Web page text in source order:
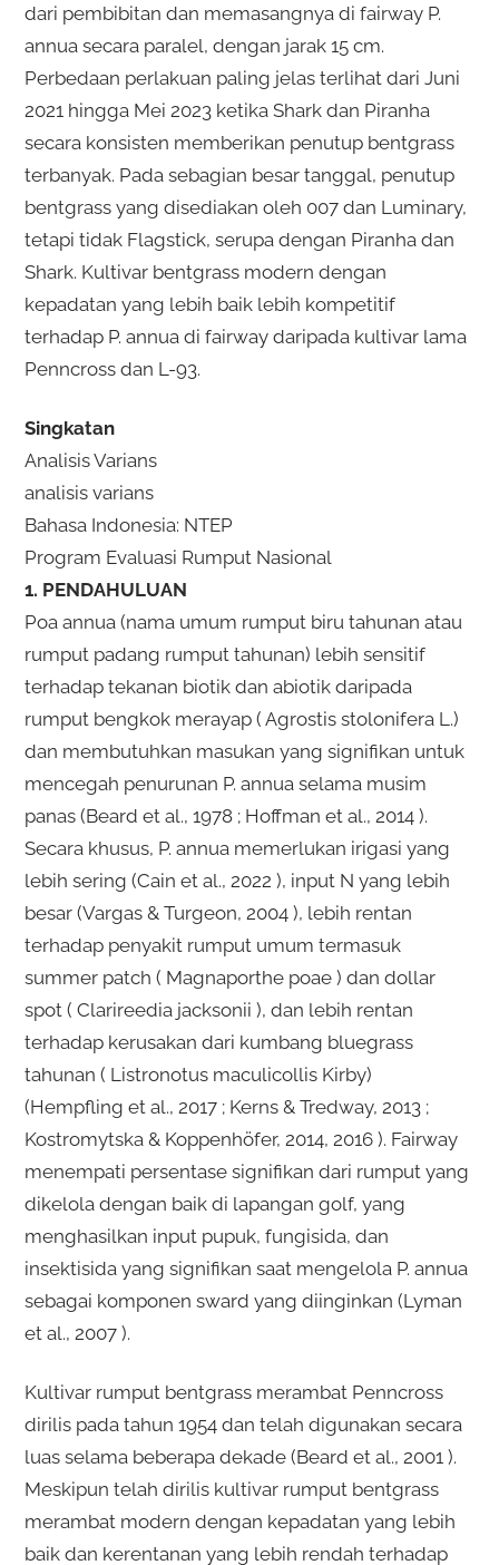
dari pembibitan dan memasangnya di fairway P.
annua secara paralel, dengan jarak 15 cm.
Perbedaan perlakuan paling jelas terlihat dari Juni
2021 hingga Mei 2023 ketika Shark dan Piranha
secara konsisten memberikan penutup bentgrass
terbanyak. Pada sebagian besar tanggal, penutup
bentgrass yang disediakan oleh 007 dan Luminary,
tetapi tidak Flagstick, serupa dengan Piranha dan
Shark. Kultivar bentgrass modern dengan
kepadatan yang lebih baik lebih kompetitif
terhadap P. annua di fairway daripada kultivar lama
Penncross dan L-93.
Singkatan
Analisis Varians
analisis varians
Bahasa Indonesia: NTEP
Program Evaluasi Rumput Nasional
1. PENDAHULUAN
Poa annua (nama umum rumput biru tahunan atau
rumput padang rumput tahunan) lebih sensitif
terhadap tekanan biotik dan abiotik daripada
rumput bengkok merayap ( Agrostis stolonifera L.)
dan membutuhkan masukan yang signifikan untuk
mencegah penurunan P. annua selama musim
panas (Beard et al., 1978 ; Hoffman et al., 2014 ).
Secara khusus, P. annua memerlukan irigasi yang
lebih sering (Cain et al., 2022 ), input N yang lebih
besar (Vargas & Turgeon, 2004 ), lebih rentan
terhadap penyakit rumput umum termasuk
summer patch ( Magnaporthe poae ) dan dollar
spot ( Clarireedia jacksonii ), dan lebih rentan
terhadap kerusakan dari kumbang bluegrass
tahunan ( Listronotus maculicollis Kirby)
(Hempfling et al., 2017 ; Kerns & Tredway, 2013 ;
Kostromytska & Koppenhöfer, 2014, 2016 ). Fairway
menempati persentase signifikan dari rumput yang
dikelola dengan baik di lapangan golf, yang
menghasilkan input pupuk, fungisida, dan
insektisida yang signifikan saat mengelola P. annua
sebagai komponen sward yang diinginkan (Lyman
et al., 2007 ).
Kultivar rumput bentgrass merambat Penncross
dirilis pada tahun 1954 dan telah digunakan secara
luas selama beberapa dekade (Beard et al., 2001 ).
Meskipun telah dirilis kultivar rumput bentgrass
merambat modern dengan kepadatan yang lebih
baik dan kerentanan yang lebih rendah terhadap